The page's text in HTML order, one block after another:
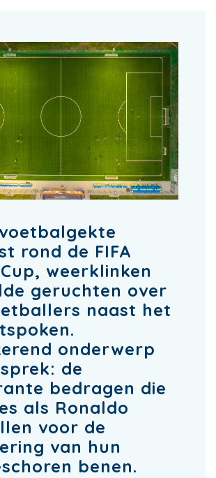
rond de FIFA
weerklinken
geruchten over
naast het
onderwerp
de
bedragen die
als Ronaldo
voor de
van hun
benen.